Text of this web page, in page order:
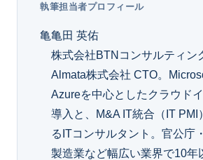
執筆担当者プロフィール
亀亀田 英佑
株式会社BTNコンサルティン
Almata株式会社 CTO。
Azureを中心としたクラウド
導入と、M&A IT統合（IT PMI
るITコンサルタント。官公庁
製造業など幅広い業界で10年